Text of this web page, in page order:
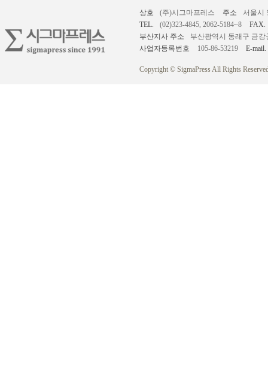
상호 (주)시그마프레스 주소
서울시
TEL.
(02)323-4845, 2062-5184~8
FAX.
부산지사 주소
부산광역시 동래구 금강
사업자등록번호
105-86-53219 E-mail.
Copyright © SigmaPress All Rights